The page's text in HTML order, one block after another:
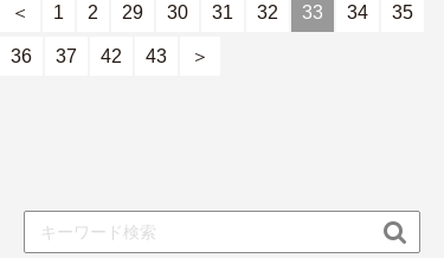
＜ 1 2 29 30 31 32 33 34 35
36 37 42 43 ＞
